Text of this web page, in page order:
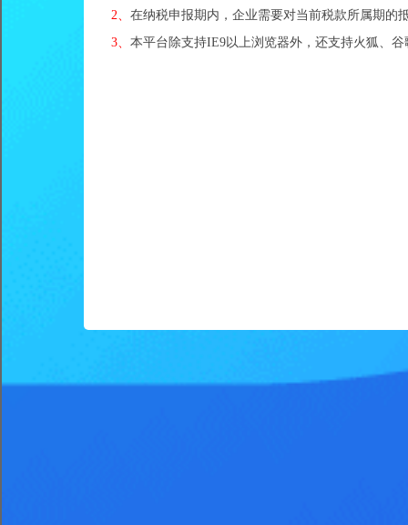
建议使用火狐V50.1、谷歌V55.0、IE9
2、 在纳税申报期内，企业需要对当前税款所属期的
3、 本平台除支持IE9以上浏览器外，还支持火狐、